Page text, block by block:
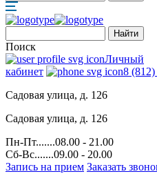
Поиск
Личный
кабинет
8
Садовая улица, д. 126
Садовая улица, д. 126
Пн-Пт.......08.00 - 21.00
Сб-Вс.......09.00 - 20.00
Запись на прием Заказать